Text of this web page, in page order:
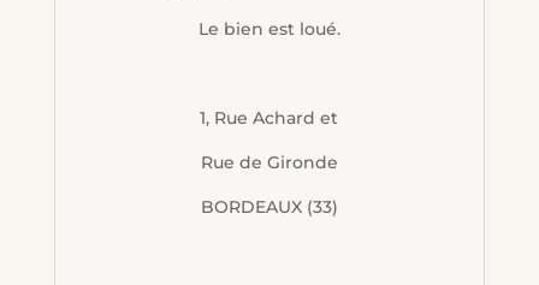
Le bien est loué.
1, Rue Achard et
Rue de Gironde
BORDEAUX (33)